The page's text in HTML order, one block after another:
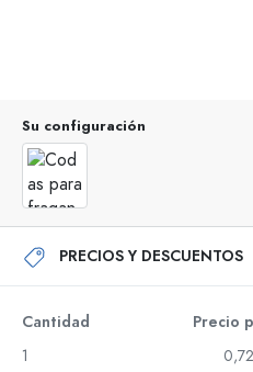
Su configuración
PRECIOS Y DESCUENTOS
Cantidad Precio
1